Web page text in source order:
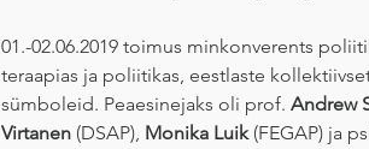
01.-02.06.2019 toimus minkonverents
teraapias ja poliitikas, eestlaste
sümboleid. Peaesinejaks oli prof. Andrew
Virtanen (DSAP), Monika Luik (FEGAP) ja